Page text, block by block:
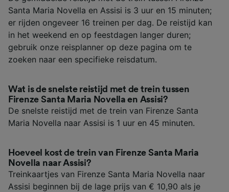
Santa Maria Novella en Assisi is 3 uur en 15 minuten;
er rijden ongeveer 16 treinen per dag. De reistijd kan
in het weekend en op feestdagen langer duren;
gebruik onze reisplanner op deze pagina om te
zoeken naar een specifieke reisdatum.
Wat is de snelste reistijd met de trein tussen
Firenze Santa Maria Novella en Assisi?
De snelste reistijd met de trein van Firenze Santa
Maria Novella naar Assisi is 1 uur en 45 minuten.
Hoeveel kost de trein van Firenze Santa Maria
Novella naar Assisi?
Treinkaartjes van Firenze Santa Maria Novella naar
Assisi beginnen bij de lage prijs van € 10,90 als je